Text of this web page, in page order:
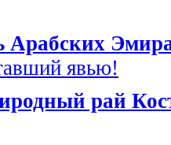
Арабских
явью!
рай